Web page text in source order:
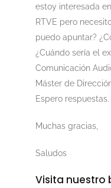
estoy interesada
RTVE pero
puedo apuntar?
¿Cuándo sería el
Comunicación
Máster de
Espero respuestas.
Muchas gracias,
Saludos
Visita nuestro